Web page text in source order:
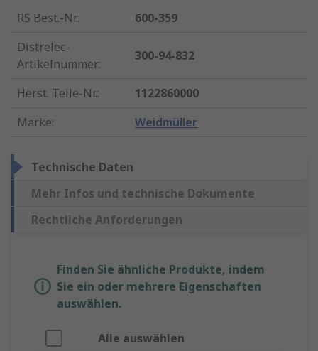
RS Best.-Nr.:
600-359
Distrelec-
Artikelnummer:
300-94-832
Herst. Teile-Nr.:
1122860000
Marke: Weidmüller
Technische Daten
Mehr Infos und technische Dokumente
Rechtliche Anforderungen
Finden Sie ähnliche Produkte, indem
Sie ein oder mehrere Eigenschaften
auswählen.
Alle auswählen